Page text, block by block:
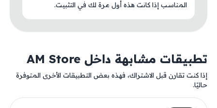
المناسب إذا كانت هذه أول مرة لك في التثبيت.
تطبيقات مشابهة داخل AM Store
إذا كنت تقارن قبل الاشتراك، فهذه بعض التطبيقات الأخرى المتوفرة
حاليًا.